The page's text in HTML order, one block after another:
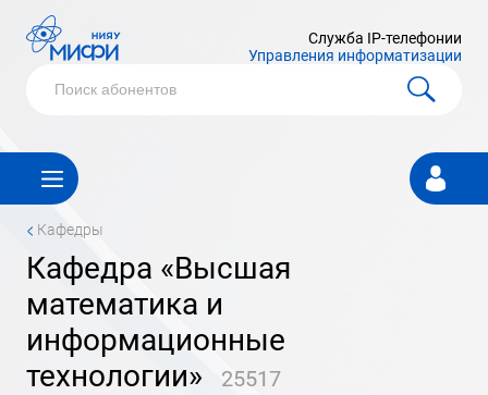
Служба IP-телефонии
Управления информатизации
Личный
кабинет
< Кафедры
Кафедра «Высшая
математика и
информационные
технологии»
25517